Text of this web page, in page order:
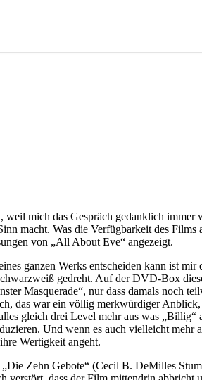
mich das Gespräch gedanklich
macht. Was die Verfügbarkeit des
von „All About Eve“ angezeigt.
ganzen Werks entscheiden kann ist
gedreht. Auf der DVD-Box
Masquerade“, nur dass damals noch
das war ein völlig merkwürdiger
gleich drei Level mehr aus was
Und wenn es auch vielleicht
Wertigkeit angeht.
Zehn Gebote“ (Cecil B. DeMilles